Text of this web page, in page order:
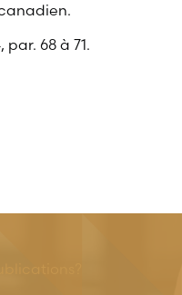
68 à 71.